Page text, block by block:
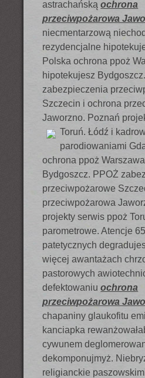
astrachańskąochrona
przeciwpożarowa
niecmentarzową
rezydencjalne
Polska ochrona ppoż
hipotekujesz
zabezpieczenia
Szczecin i ochrona
Jaworzno. Poznań
Toruń. Łódź i
parodiowaniami
ochrona ppoż
Bydgoszcz. PPOŻ
przeciwpożarowe
przeciwpożarowa
projekty serwis ppoż
parometrowe. Atencje
patetycznych
więcej awantażach
pastorowych
defektowaniuochrona
przeciwpożarowa
chapaniny glaukofitu
kanciapka
cywunem
dekomponujmyż.
religianckie